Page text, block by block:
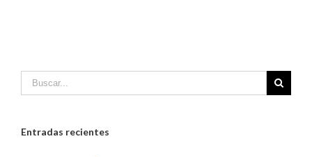
Entradas recientes